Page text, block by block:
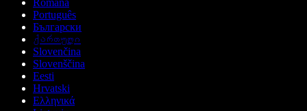
Română
Português
Български
ქართული
Slovenčina
Slovenščina
Eesti
Hrvatski
Ελληνικά